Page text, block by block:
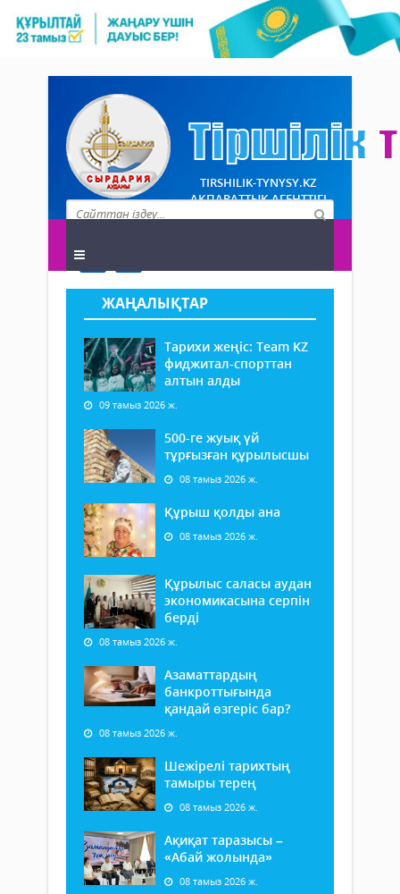
TIRSHILIK-TYNYSY.KZ
АҚПАРАТТЫҚ АГЕНТТІГІ
ЖАҢАЛЫҚТАР
Тарихи жеңіс: Team KZ
фиджитал-спорттан
алтын алды
09 тамыз 2026 ж.
500-ге жуық үй
тұрғызған құрылысшы
08 тамыз 2026 ж.
Құрыш қолды ана
08 тамыз 2026 ж.
Құрылыс саласы аудан
экономикасына серпін
берді
08 тамыз 2026 ж.
Азаматтардың
банкроттығында
қандай өзгеріс бар?
08 тамыз 2026 ж.
Шежірелі тарихтың
тамыры терең
08 тамыз 2026 ж.
Ақиқат таразысы –
«Абай жолында»
08 тамыз 2026 ж.